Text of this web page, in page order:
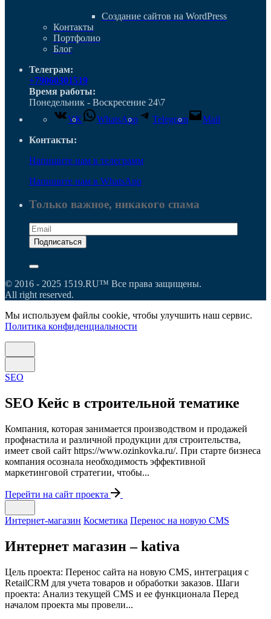
Cоздание сайтов на WordPress
Контакты
Портфолио
Блог
Телеграм:
+79060301519
Время работы:
Понедельник - Воскресение 24\7
VK
WhatsApp Telegram
Mail
Контакты:
Напишите нам в телеграмм
Напишите нам в WhatsApp
Только важное, никакого спама
© 2016 - 2025 1519.RU™ Все права защищены.
All right reserved.
Мы используем файлы cookie, чтобы улучшить наш сервис.
Политика конфиденциальности
SEO
SEO Кейс в строительной тематике
Компания, которая занимается производством и продажей
профнастила и различной продукции для строительства,
имеет свой сайт https://www.ozinkovka.ru/. При старте бизнеса
компания осознала необходимость эффективной
маркетинговой стратегии, чтобы...
Перейти на сайт проекта
Интернет-магазин Косметика Перенос на новую CMS
Интернет магазин – kativa
Цель проекта: Перенос сайта на новую CMS, интеграция с
RetailCRM для учета товаров и обработки заказов. Шаги
проекта: Анализ текущей CMS и ее функционала Перед
началом проекта мы провели...